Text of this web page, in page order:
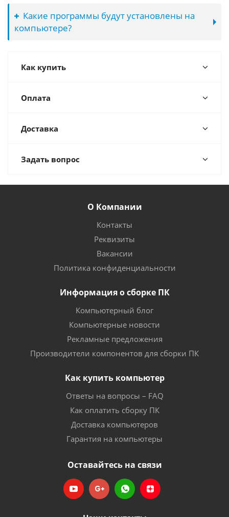
Какие программы будут установлены на
компьютере?
Как купить
Оплата
Доставка
Задать вопрос
О Компании
Контакты
Реквизиты
Вакансии
Политика конфиденциальности
Информация о сборке ПК
Компьютерный блог
Компьютерные новости
Рекламные предложения
Производители компонентов для сборки ПК
Как купить компьютер
Ответы на вопросы – FAQ
Как оплатить сборку ПК
Доставка компьютеров
Гарантия на компьютеры
Оставайтесь на связи